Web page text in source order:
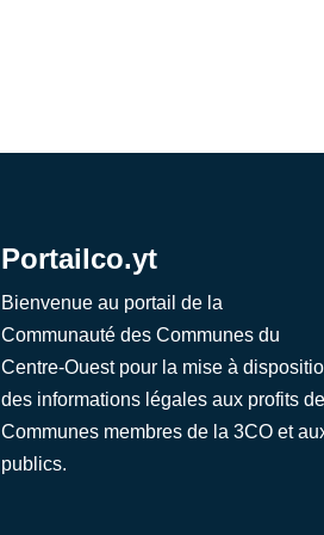
Portailco.yt
Bienvenue au portail de la
Communauté des Communes du
Centre-Ouest pour la mise à
des informations légales aux profits
Communes membres de la 3CO et
publics.